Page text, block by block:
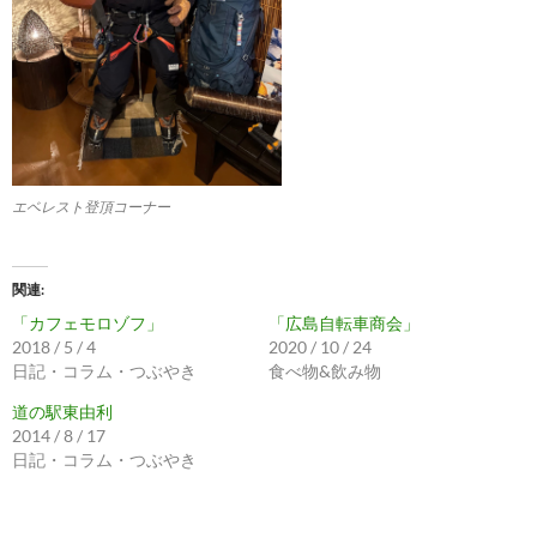
エベレスト登頂コーナー
関連
「カフェモロゾフ」
2018 / 5 / 4
日記・コラム・つぶやき
「広島自転車商会」
2020 / 10 / 24
食べ物&飲み物
道の駅東由利
2014 / 8 / 17
日記・コラム・つぶやき